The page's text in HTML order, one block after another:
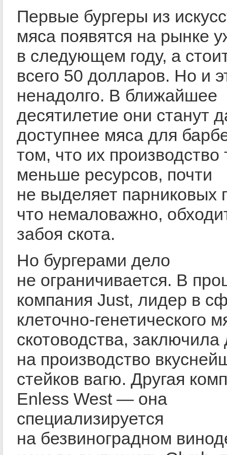
Первые бургеры из
мяса появятся на рынке
в следующем году, а
всего 50 долларов. Но и
ненадолго. В ближайшее
десятилетие они станут
доступнее мяса для
том, что их производство
меньше ресурсов, почти
не выделяет парниковых
что немаловажно,
забоя скота.
Но бургерами дело
не ограничивается. В
компания Just, лидер в
клеточно-генетического
скотоводства, заключила
на производство
стейков вагю. Другая
Enless West — она
специализируется
на безвиноградном